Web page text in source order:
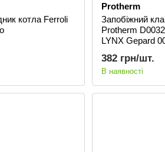
котла Ferroli
Protherm
Запобіжний
Protherm
LYNX Gepard
382 грн/шт.
В наявності